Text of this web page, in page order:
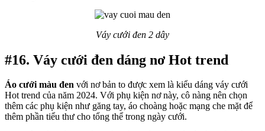
Váy cưới đen 2 dây
#16. Váy cưới đen dáng nơ Hot trend
Áo cưới màu đen với nơ bản to được xem là kiểu dáng váy cưới
Hot trend của năm 2024. Với phụ kiện nơ này, cô nàng nên chọn
thêm các phụ kiện như găng tay, áo choàng hoặc mạng che mặt để
thêm phần tiểu thư cho tổng thể trong ngày cưới.